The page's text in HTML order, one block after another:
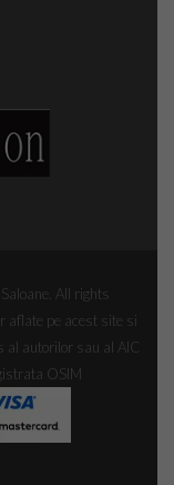
All rights
aflate pe acest site si
autorilor sau al AIC
OSIM